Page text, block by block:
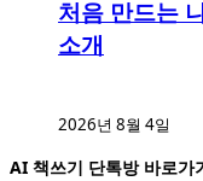
처음 만드는
소개
2026년 8월 4일
AI 책쓰기 단톡방 바로가